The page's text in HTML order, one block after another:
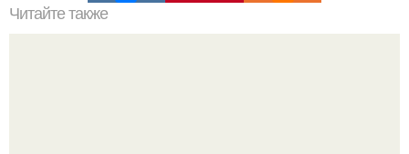
Читайте также